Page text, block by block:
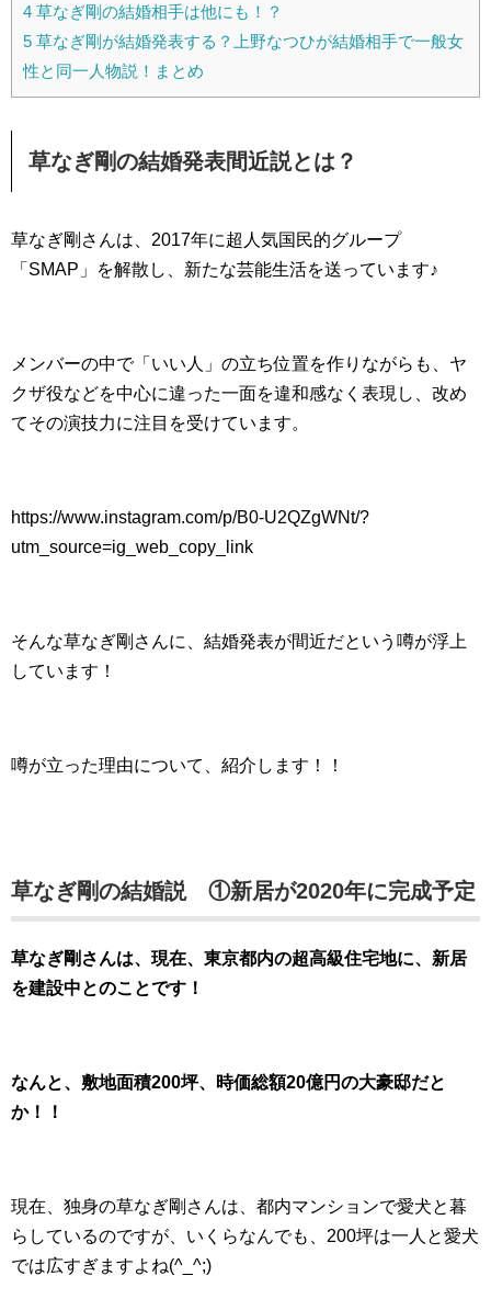
4 草なぎ剛の結婚相手は他にも！？
5 草なぎ剛が結婚発表する？上野なつひが結婚相手で一般女
性と同一人物説！まとめ
草なぎ剛の結婚発表間近説とは？
草なぎ剛さんは、2017年に超人気国民的グループ
「SMAP」を解散し、新たな芸能生活を送っています♪
メンバーの中で「いい人」の立ち位置を作りながらも、ヤ
クザ役などを中心に違った一面を違和感なく表現し、改め
てその演技力に注目を受けています。
https://www.instagram.com/p/B0-U2QZgWNt/?
utm_source=ig_web_copy_link
そんな草なぎ剛さんに、結婚発表が間近だという噂が浮上
しています！
噂が立った理由について、紹介します！！
草なぎ剛の結婚説 ①新居が2020年に完成予定
草なぎ剛さんは、現在、東京都内の超高級住宅地に、新居
を建設中とのことです！
なんと、敷地面積200坪、時価総額20億円の大豪邸だと
か！！
現在、独身の草なぎ剛さんは、都内マンションで愛犬と暮
らしているのですが、いくらなんでも、200坪は一人と愛犬
では広すぎますよね(^_^;)